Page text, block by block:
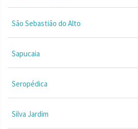
São Sebastião do Alto
Sapucaia
Seropédica
Silva Jardim